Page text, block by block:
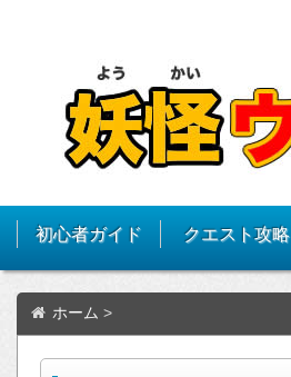
初心者ガイド クエスト攻略
ホーム >